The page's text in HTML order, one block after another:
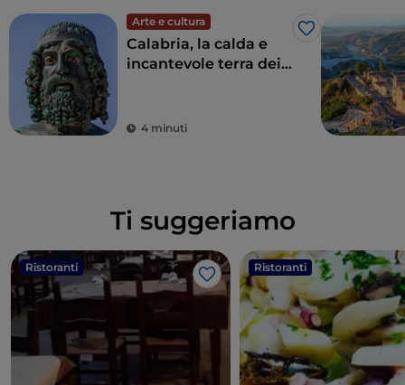
Arte e cultura
Like
Calabria, la calda e
incantevole terra dei
4 minuti
Ti suggeriamo
Ristoranti
Like
Ristoranti